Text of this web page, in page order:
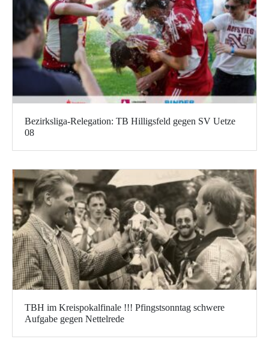
Bezirksliga-Relegation: TB Hilligsfeld gegen SV Uetze
08
TBH im Kreispokalfinale !!! Pfingstsonntag schwere
Aufgabe gegen Nettelrede